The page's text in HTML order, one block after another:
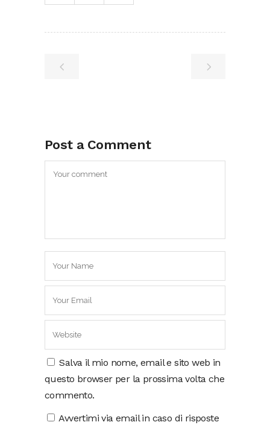
Post a Comment
Salva il mio nome, email e sito web in
questo browser per la prossima volta che
commento.
Avvertimi via email in caso di risposte